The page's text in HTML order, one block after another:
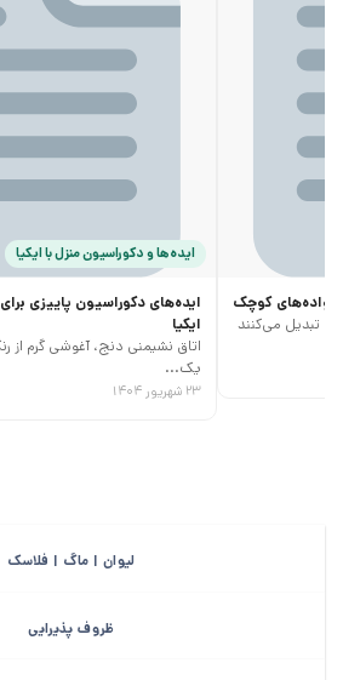
کوچک
تبدیل می‌کنند
ایده‌ها و دکوراسیون منزل با ایکیا
ایده‌های دکوراسیون پاییزی
ایکیا
اتاق نشیمنی دنج، آغوشی گرم از
یک...
۲۳ شهریور ۱۴۰۴
لیوان | ماگ | فلاسک
ظروف پذیرایی